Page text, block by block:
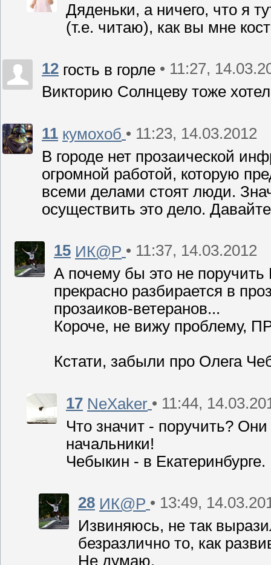
Дяденьки, а ничего, что я
(т.е. читаю), как вы мне
12 гость в горле • 11:27,
Викторию Солнцеву тоже
11 кумохоб • 11:23, 14.03.2012
В городе нет прозаической
огромной работой, которую
всеми делами стоят люди.
осуществить это дело.
15 ИК@Р • 11:37, 14.03.2012
А почему бы это не
прекрасно разбирается в
прозаиков-ветеранов...
Короче, не вижу проблему,
Кстати, забыли про Олега
17 NeXaker • 11:44,
Что значит - поручить?
начальники!
Чебыкин - в Екатеринбурге.
28 ИК@Р • 13:49,
Извиняюсь, не так
безразлично то, как
Не думаю.